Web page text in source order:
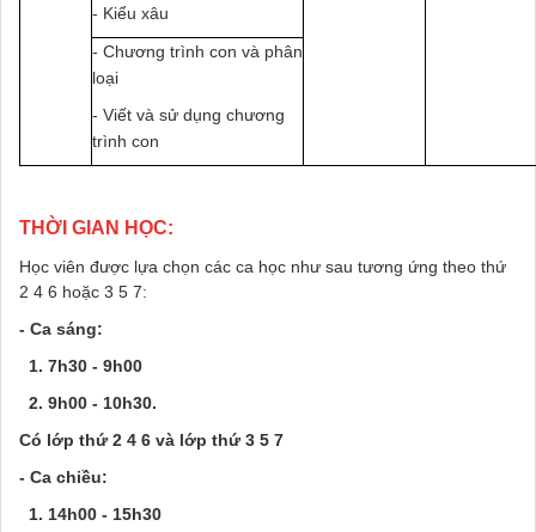
- Kiểu xâu
- Chương trình con và phân
loại
- Viết và sử dụng chương
trình con
THỜI GIAN HỌC:
Học viên được lựa chọn các ca học như sau tương ứng theo thứ
2 4 6 hoặc 3 5 7:
- Ca sáng:
1. 7h30 - 9h00
2. 9h00 - 10h30.
Có lớp thứ 2 4 6 và lớp thứ 3 5 7
- Ca chiều:
1. 14h00 - 15h30